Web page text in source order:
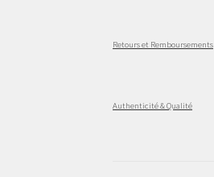
Retours et Remboursements
Authenticité & Qualité